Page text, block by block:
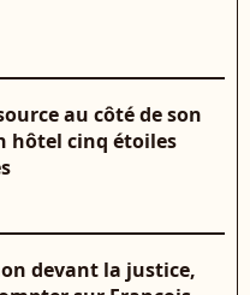
au côté de son
hôtel cinq étoiles
devant la justice,